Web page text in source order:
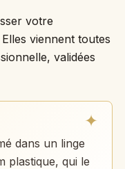
votre
viennent toutes
validées
dans un linge
plastique, qui le